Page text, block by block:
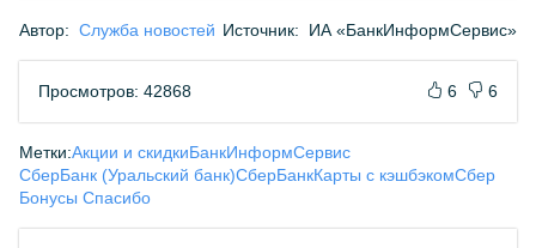
Автор: Служба новостей Источник: ИА «БанкИнформСервис»
Просмотров: 42868 6 6
Метки:Акции и скидкиБанкИнформСервис
СберБанк (Уральский банк)СберБанкКарты с кэшбэкомСбер
Бонусы Спасибо